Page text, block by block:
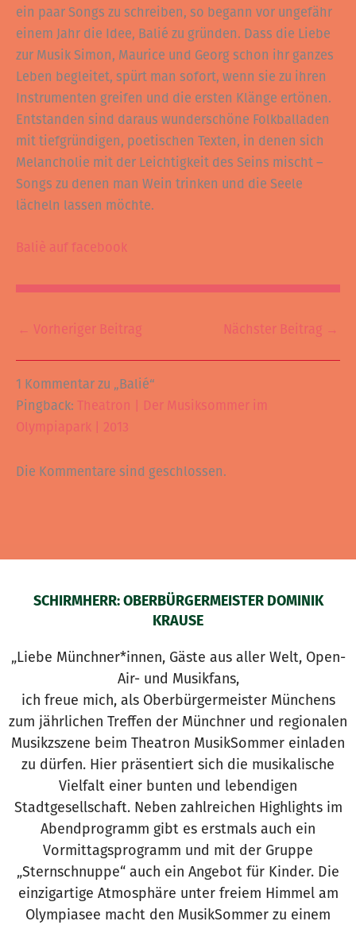
ein paar Songs zu schreiben, so begann vor ungefähr
einem Jahr die Idee, Balié zu gründen. Dass die Liebe
zur Musik Simon, Maurice und Georg schon ihr ganzes
Leben begleitet, spürt man sofort, wenn sie zu ihren
Instrumenten greifen und die ersten Klänge ertönen.
Entstanden sind daraus wunderschöne Folkballaden
mit tiefgründigen, poetischen Texten, in denen sich
Melancholie mit der Leichtigkeit des Seins mischt –
Songs zu denen man Wein trinken und die Seele
lächeln lassen möchte.
Baliè auf facebook
← Vorheriger Beitrag Nächster Beitrag →
1 Kommentar zu „Balié“
Pingback: Theatron | Der Musiksommer im
Olympiapark | 2013
Die Kommentare sind geschlossen.
SCHIRMHERR: OBERBÜRGERMEISTER DOMINIK
KRAUSE
„Liebe Münchner*innen, Gäste aus aller Welt, Open-
Air- und Musikfans,
ich freue mich, als Oberbürgermeister Münchens
zum jährlichen Treffen der Münchner und regionalen
Musikzszene beim Theatron MusikSommer einladen
zu dürfen. Hier präsentiert sich die musikalische
Vielfalt einer bunten und lebendigen
Stadtgesellschaft. Neben zahlreichen Highlights im
Abendprogramm gibt es erstmals auch ein
Vormittagsprogramm und mit der Gruppe
„Sternschnuppe“ auch ein Angebot für Kinder. Die
einzigartige Atmosphäre unter freiem Himmel am
Olympiasee macht den MusikSommer zu einem